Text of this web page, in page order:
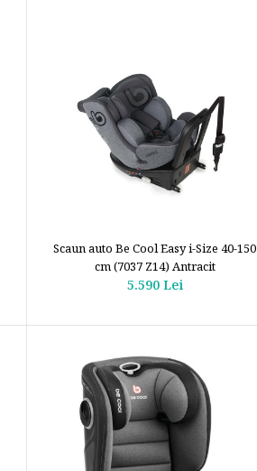
Scaun auto Be Cool Easy i-Size 40-150
cm (7037 Z14) Antracit
5.590 Lei